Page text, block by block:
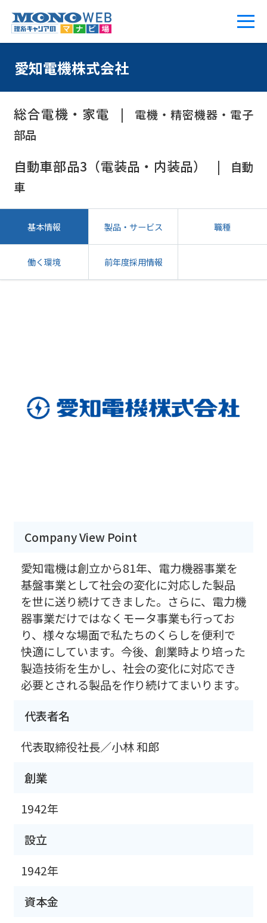
愛知電機株式会社
総合電機・家電
電機・精密機器・電子
部品
自動車部品3（電装品・内装品）
自動
車
基本情報 製品・サービス 職種
働く環境 前年度採用情報
Company View Point
愛知電機は創立から81年、電力機器事業を
基盤事業として社会の変化に対応した製品
を世に送り続けてきました。さらに、電力機
器事業だけではなくモータ事業も行ってお
り、様々な場面で私たちのくらしを便利で
快適にしています。今後、創業時より培った
製造技術を生かし、社会の変化に対応でき
必要とされる製品を作り続けてまいります。
代表者名
代表取締役社長／小林 和郎
創業
1942年
設立
1942年
資本金